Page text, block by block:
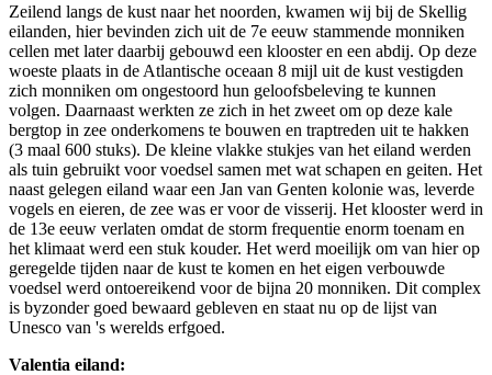
Zeilend langs de kust naar het noorden, kwamen wij bij de Skellig
eilanden, hier bevinden zich uit de 7e eeuw stammende monniken
cellen met later daarbij gebouwd een klooster en een abdij. Op deze
woeste plaats in de Atlantische oceaan 8 mijl uit de kust vestigden
zich monniken om ongestoord hun geloofsbeleving te kunnen
volgen. Daarnaast werkten ze zich in het zweet om op deze kale
bergtop in zee onderkomens te bouwen en traptreden uit te hakken
(3 maal 600 stuks). De kleine vlakke stukjes van het eiland werden
als tuin gebruikt voor voedsel samen met wat schapen en geiten. Het
naast gelegen eiland waar een Jan van Genten kolonie was, leverde
vogels en eieren, de zee was er voor de visserij. Het klooster werd in
de 13e eeuw verlaten omdat de storm frequentie enorm toenam en
het klimaat werd een stuk kouder. Het werd moeilijk om van hier op
geregelde tijden naar de kust te komen en het eigen verbouwde
voedsel werd ontoereikend voor de bijna 20 monniken. Dit complex
is byzonder goed bewaard gebleven en staat nu op de lijst van
Unesco van 's werelds erfgoed.
Valentia eiland: